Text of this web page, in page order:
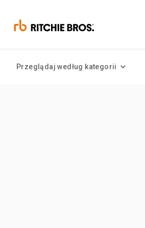
Przeglądaj według kategorii